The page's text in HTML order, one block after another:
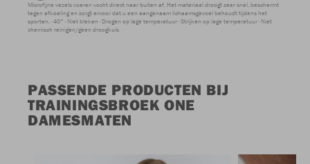
Microfijne vezels voeren vocht direct naar buiten af. Het materiaal droogt zeer snel, beschermt
tegen afkoeling en zorgt ervoor dat u een aangenaam lichaamsgevoel behoudt tijdens het
sporten. 40° Niet bleken Drogen op lage temperatuur Strijken op lage temperatuur Niet
chemisch reinigen/geen droogkuis
PASSENDE PRODUCTEN BIJ
TRAININGSBROEK ONE
DAMESMATEN